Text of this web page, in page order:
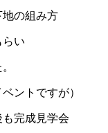
の組み方
い
ントですが）
完成見学会